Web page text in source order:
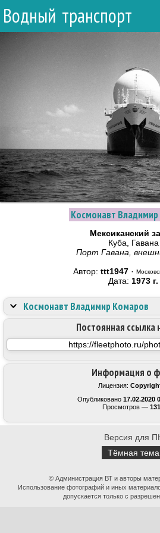
Водный транспорт
Космонавт
Мексиканский
Куба, Гавана
Порт Гавана,
Автор: ttt1947 ·
Дата: 1973 г.
Информация о
Лицензия:
Опубликовано 17.02.2020
Просмотров —
Постоянная ссылка
Космонавт Владимир Комаров
Версия для
Тёмная тема
© Администрация ВТ и авторы
Использование фотографий и иных
допускается только с